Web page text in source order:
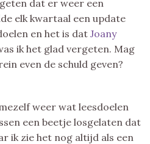
dat er weer een
elk kwartaal een update
en het is dat Joany
ik het glad vergeten. Mag
even de schuld geven?
weer wat leesdoelen
een beetje losgelaten dat
ik zie het nog altijd als een